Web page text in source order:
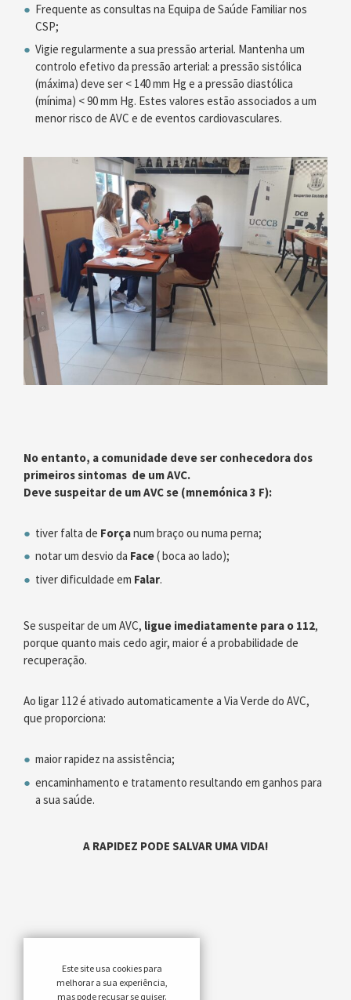
Frequente as consultas na Equipa de Saúde Familiar nos
CSP;
Vigie regularmente a sua pressão arterial. Mantenha um
controlo efetivo da pressão arterial: a pressão sistólica
(máxima) deve ser < 140 mm Hg e a pressão diastólica
(mínima) < 90 mm Hg. Estes valores estão associados a um
menor risco de AVC e de eventos cardiovasculares.
No entanto, a comunidade deve ser conhecedora dos
primeiros sintomas de um AVC.
Deve suspeitar de um AVC se (mnemónica 3 F):
tiver falta de Forçanum braço ou numa perna;
notar um desvio da Face( boca ao lado);
tiver dificuldade em Falar.
Se suspeitar de um AVC, ligue imediatamente para o 112,
porque quanto mais cedo agir, maior é a probabilidade de
recuperação.
Ao ligar 112 é ativado automaticamente a Via Verde do AVC,
que proporciona:
maior rapidez na assistência;
encaminhamento e tratamento resultando em ganhos para
a sua saúde.
A RAPIDEZ PODE SALVAR UMA VIDA!
Este site usa cookies para
melhorar a sua experiência,
mas pode recusar se quiser.